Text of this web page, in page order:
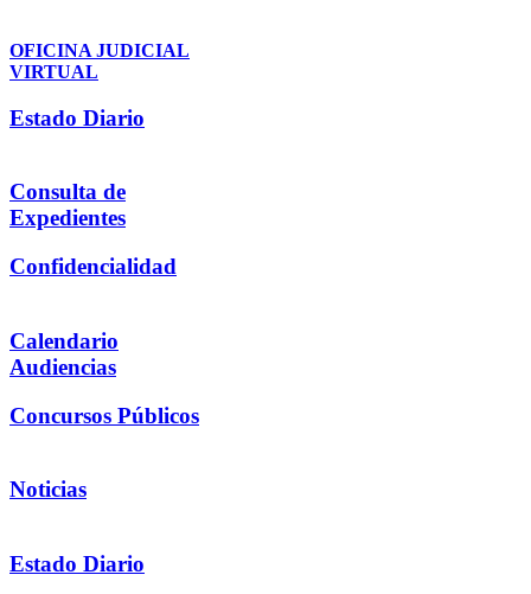
OFICINA JUDICIAL
VIRTUAL
Estado Diario
Consulta de
Expedientes
Confidencialidad
Calendario
Audiencias
Concursos Públicos
Noticias
Estado Diario